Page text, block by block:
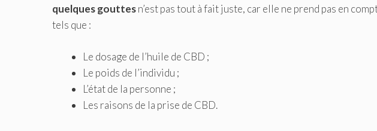
quelques gouttesn’est pas tout à fait juste, car elle ne prend pas en
tels que :
Le dosage de l’huile de CBD ;
Le poids de l’individu ;
L’état de la personne ;
Les raisons de la prise de CBD.